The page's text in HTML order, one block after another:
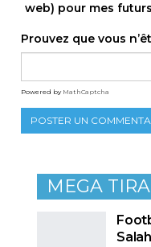
web) pour mes
Prouvez que vous
Powered by MathCaptcha
MEGA